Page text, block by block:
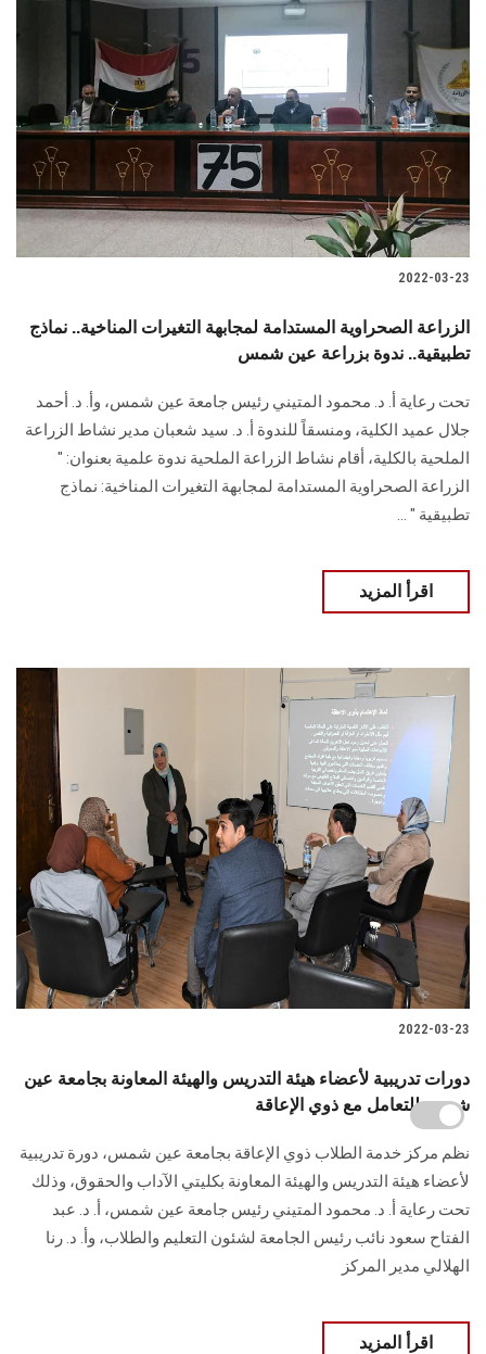
2022-03-23
الزراعة الصحراوية المستدامة لمجابهة التغيرات المناخية.. نماذج
تطبيقية.. ندوة بزراعة عين شمس
تحت رعاية أ. د. محمود المتيني رئيس جامعة عين شمس، وأ. د. أحمد
جلال عميد الكلية، ومنسقاً للندوة أ. د. سيد شعبان مدير نشاط الزراعة
الملحية بالكلية، أقام نشاط الزراعة الملحية ندوة علمية بعنوان: "
الزراعة الصحراوية المستدامة لمجابهة التغيرات المناخية: نماذج
تطبيقية " ...
اقرأ المزيد
2022-03-23
دورات تدريبية لأعضاء هيئة التدريس والهيئة المعاونة بجامعة عين
شمس للتعامل مع ذوي الإعاقة
نظم مركز خدمة الطلاب ذوي الإعاقة بجامعة عين شمس، دورة تدريبية
لأعضاء هيئة التدريس والهيئة المعاونة بكليتي الآداب والحقوق، وذلك
تحت رعاية أ. د. محمود المتيني رئيس جامعة عين شمس، أ. د. عبد
الفتاح سعود نائب رئيس الجامعة لشئون التعليم والطلاب، وأ. د. رنا
الهلالي مدير المركز
اقرأ المزيد